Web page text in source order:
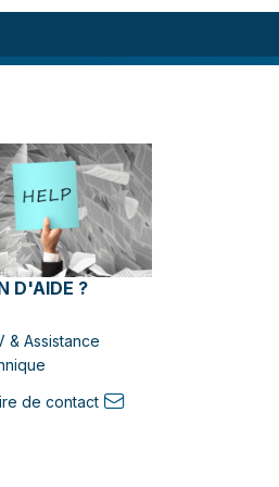
D'AIDE ?
& Assistance
de contact